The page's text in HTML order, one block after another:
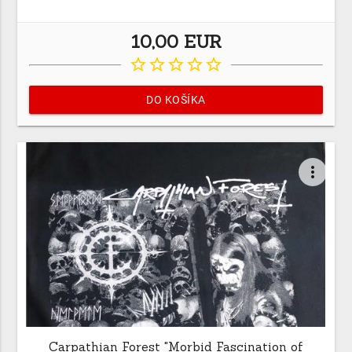
10,00 EUR
star_borderstar_borderstar_borderstar_borderstar_border
DO KOŠÍKA
more_vert
Carpathian Forest "Morbid Fascination of